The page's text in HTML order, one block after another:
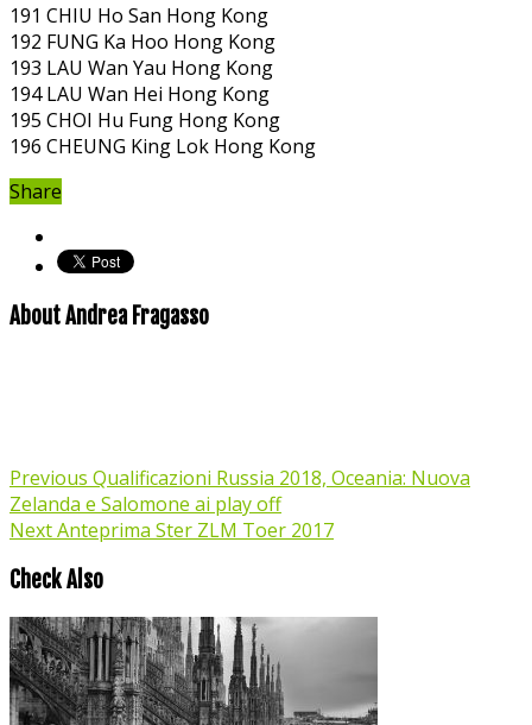
191 CHIU Ho San Hong Kong
192 FUNG Ka Hoo Hong Kong
193 LAU Wan Yau Hong Kong
194 LAU Wan Hei Hong Kong
195 CHOI Hu Fung Hong Kong
196 CHEUNG King Lok Hong Kong
Share
About Andrea Fragasso
Previous Qualificazioni Russia 2018, Oceania: Nuova
Zelanda e Salomone ai play off
NextAnteprima Ster ZLM Toer 2017
Check Also